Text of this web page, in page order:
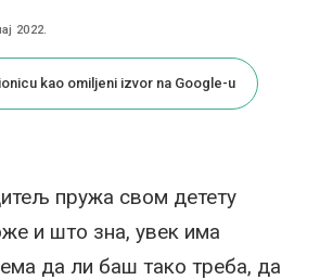
2022.
kao omiljeni izvor na Google-u
пружа свом детету
и што зна, увек има
да ли баш тако треба, да